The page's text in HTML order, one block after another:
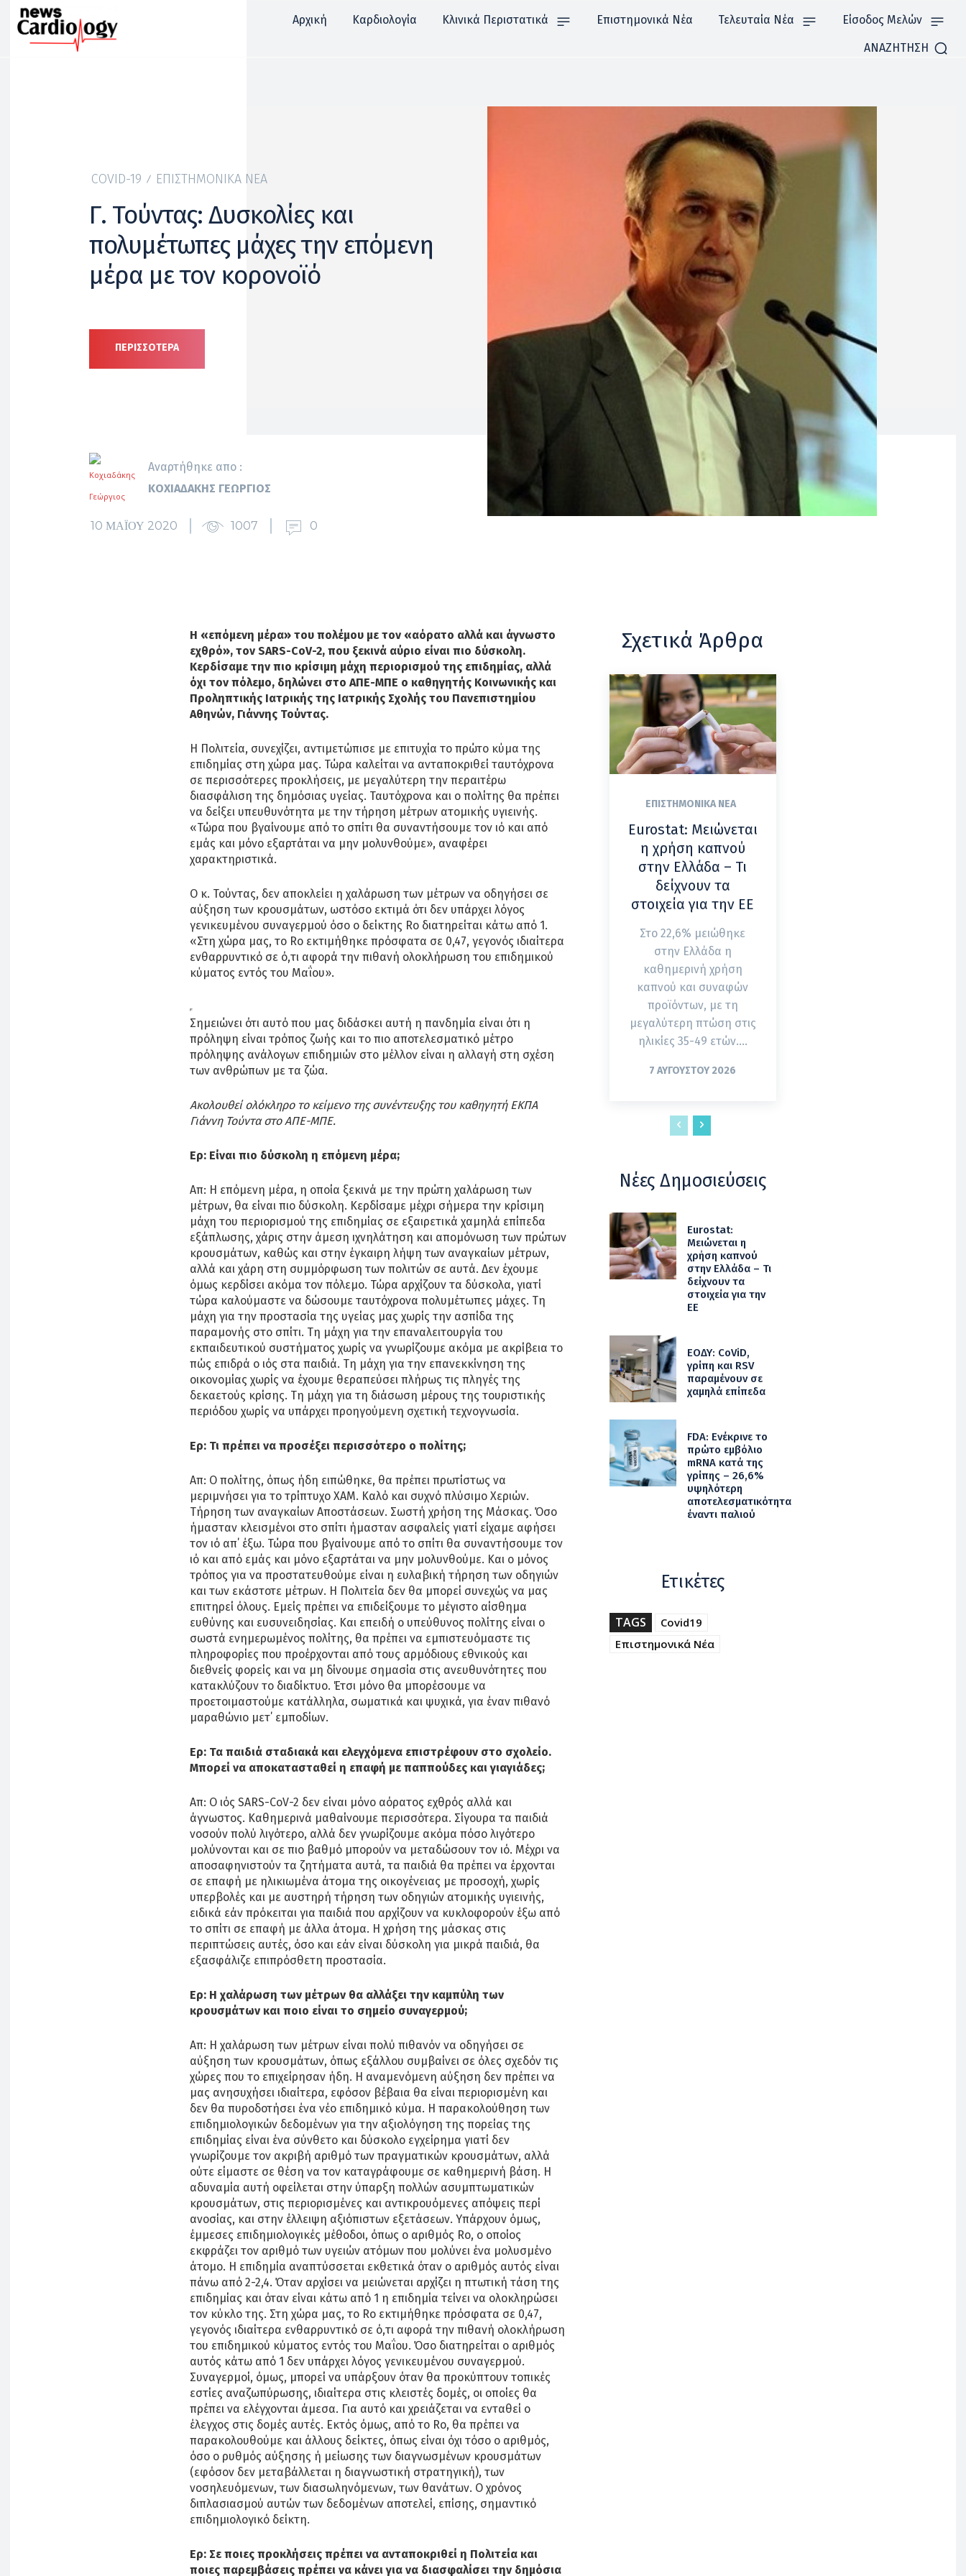
Αρχική Καρδιολογία Κλινικά Περιστατικά Επιστημονικά Νέα Τελευταία Νέα Είσοδος Μελών
ΑΝΑΖΗΤΗΣΗ
COVID-19 ΕΠΙΣΤΗΜΟΝΙΚΆ ΝΈΑ
Γ. Τούντας: Δυσκολίες και
πολυμέτωπες μάχες την επόμενη
μέρα με τον κορονοϊό
ΠΕΡΙΣΣΟΤΕΡΑ
Αναρτήθηκε απο :
ΚΟΧΙΑΔΆΚΗΣ ΓΕΏΡΓΙΟΣ
10 ΜΑΪ́ΟΥ 2020 1007 0
Η «επόμενη μέρα» του πολέμου με τον «αόρατο αλλά και άγνωστο
εχθρό», τον SARS-CoV-2, που ξεκινά αύριο είναι πιο δύσκολη.
Κερδίσαμε την πιο κρίσιμη μάχη περιορισμού της επιδημίας, αλλά
όχι τον πόλεμο, δηλώνει στο ΑΠΕ-ΜΠΕ ο καθηγητής Κοινωνικής και
Προληπτικής Ιατρικής της Ιατρικής Σχολής του Πανεπιστημίου
Αθηνών, Γιάννης Τούντας.
Η Πολιτεία, συνεχίζει, αντιμετώπισε με επιτυχία το πρώτο κύμα της
επιδημίας στη χώρα μας. Τώρα καλείται να ανταποκριθεί ταυτόχρονα
σε περισσότερες προκλήσεις, με μεγαλύτερη την περαιτέρω
διασφάλιση της δημόσιας υγείας. Ταυτόχρονα και ο πολίτης θα πρέπει
να δείξει υπευθυνότητα με την τήρηση μέτρων ατομικής υγιεινής.
«Τώρα που βγαίνουμε από το σπίτι θα συναντήσουμε τον ιό και από
εμάς και μόνο εξαρτάται να μην μολυνθούμε», αναφέρει
χαρακτηριστικά.
Ο κ. Τούντας, δεν αποκλείει η χαλάρωση των μέτρων να οδηγήσει σε
αύξηση των κρουσμάτων, ωστόσο εκτιμά ότι δεν υπάρχει λόγος
γενικευμένου συναγερμού όσο ο δείκτης Ro διατηρείται κάτω από 1.
«Στη χώρα μας, το Rο εκτιμήθηκε πρόσφατα σε 0,47, γεγονός ιδιαίτερα
ενθαρρυντικό σε ό,τι αφορά την πιθανή ολοκλήρωση του επιδημικού
κύματος εντός του Μαΐου».
Σημειώνει ότι αυτό που μας διδάσκει αυτή η πανδημία είναι ότι η
πρόληψη είναι τρόπος ζωής και το πιο αποτελεσματικό μέτρο
πρόληψης ανάλογων επιδημιών στο μέλλον είναι η αλλαγή στη σχέση
των ανθρώπων με τα ζώα.
Ακολουθεί ολόκληρο το κείμενο της συνέντευξης του καθηγητή ΕΚΠΑ
Γιάννη Τούντα στο ΑΠΕ-ΜΠΕ.
Ερ: Είναι πιο δύσκολη η επόμενη μέρα;
Απ: Η επόμενη μέρα, η οποία ξεκινά με την πρώτη χαλάρωση των
μέτρων, θα είναι πιο δύσκολη. Κερδίσαμε μέχρι σήμερα την κρίσιμη
μάχη του περιορισμού της επιδημίας σε εξαιρετικά χαμηλά επίπεδα
εξάπλωσης, χάρις στην άμεση ιχνηλάτηση και απομόνωση των πρώτων
κρουσμάτων, καθώς και στην έγκαιρη λήψη των αναγκαίων μέτρων,
αλλά και χάρη στη συμμόρφωση των πολιτών σε αυτά. Δεν έχουμε
όμως κερδίσει ακόμα τον πόλεμο. Τώρα αρχίζουν τα δύσκολα, γιατί
τώρα καλούμαστε να δώσουμε ταυτόχρονα πολυμέτωπες μάχες. Τη
μάχη για την προστασία της υγείας μας χωρίς την ασπίδα της
παραμονής στο σπίτι. Τη μάχη για την επαναλειτουργία του
εκπαιδευτικού συστήματος χωρίς να γνωρίζουμε ακόμα με ακρίβεια το
πώς επιδρά ο ιός στα παιδιά. Τη μάχη για την επανεκκίνηση της
οικονομίας χωρίς να έχουμε θεραπεύσει πλήρως τις πληγές της
δεκαετούς κρίσης. Τη μάχη για τη διάσωση μέρους της τουριστικής
περιόδου χωρίς να υπάρχει προηγούμενη σχετική τεχνογνωσία.
Ερ: Τι πρέπει να προσέξει περισσότερο ο πολίτης;
Απ: Ο πολίτης, όπως ήδη ειπώθηκε, θα πρέπει πρωτίστως να
μεριμνήσει για το τρίπτυχο ΧΑΜ. Καλό και συχνό πλύσιμο Χεριών.
Τήρηση των αναγκαίων Αποστάσεων. Σωστή χρήση της Μάσκας. Όσο
ήμασταν κλεισμένοι στο σπίτι ήμασταν ασφαλείς γιατί είχαμε αφήσει
τον ιό απ΄ έξω. Τώρα που βγαίνουμε από το σπίτι θα συναντήσουμε τον
ιό και από εμάς και μόνο εξαρτάται να μην μολυνθούμε. Και ο μόνος
τρόπος για να προστατευθούμε είναι η ευλαβική τήρηση των οδηγιών
και των εκάστοτε μέτρων. Η Πολιτεία δεν θα μπορεί συνεχώς να μας
επιτηρεί όλους. Εμείς πρέπει να επιδείξουμε το μέγιστο αίσθημα
ευθύνης και ευσυνειδησίας. Και επειδή ο υπεύθυνος πολίτης είναι ο
σωστά ενημερωμένος πολίτης, θα πρέπει να εμπιστευόμαστε τις
πληροφορίες που προέρχονται από τους αρμόδιους εθνικούς και
διεθνείς φορείς και να μη δίνουμε σημασία στις ανευθυνότητες που
κατακλύζουν το διαδίκτυο. Έτσι μόνο θα μπορέσουμε να
προετοιμαστούμε κατάλληλα, σωματικά και ψυχικά, για έναν πιθανό
μαραθώνιο μετ΄ εμποδίων.
Ερ: Τα παιδιά σταδιακά και ελεγχόμενα επιστρέφουν στο σχολείο.
Μπορεί να αποκατασταθεί η επαφή με παππούδες και γιαγιάδες;
Απ: Ο ιός SARS-CoV-2 δεν είναι μόνο αόρατος εχθρός αλλά και
άγνωστος. Καθημερινά μαθαίνουμε περισσότερα. Σίγουρα τα παιδιά
νοσούν πολύ λιγότερο, αλλά δεν γνωρίζουμε ακόμα πόσο λιγότερο
μολύνονται και σε πιο βαθμό μπορούν να μεταδώσουν τον ιό. Μέχρι να
αποσαφηνιστούν τα ζητήματα αυτά, τα παιδιά θα πρέπει να έρχονται
σε επαφή με ηλικιωμένα άτομα της οικογένειας με προσοχή, χωρίς
υπερβολές και με αυστηρή τήρηση των οδηγιών ατομικής υγιεινής,
ειδικά εάν πρόκειται για παιδιά που αρχίζουν να κυκλοφορούν έξω από
το σπίτι σε επαφή με άλλα άτομα. Η χρήση της μάσκας στις
περιπτώσεις αυτές, όσο και εάν είναι δύσκολη για μικρά παιδιά, θα
εξασφάλιζε επιπρόσθετη προστασία.
Ερ: Η χαλάρωση των μέτρων θα αλλάξει την καμπύλη των
κρουσμάτων και ποιο είναι το σημείο συναγερμού;
Απ: Η χαλάρωση των μέτρων είναι πολύ πιθανόν να οδηγήσει σε
αύξηση των κρουσμάτων, όπως εξάλλου συμβαίνει σε όλες σχεδόν τις
χώρες που το επιχείρησαν ήδη. Η αναμενόμενη αύξηση δεν πρέπει να
μας ανησυχήσει ιδιαίτερα, εφόσον βέβαια θα είναι περιορισμένη και
δεν θα πυροδοτήσει ένα νέο επιδημικό κύμα. Η παρακολούθηση των
επιδημιολογικών δεδομένων για την αξιολόγηση της πορείας της
επιδημίας είναι ένα σύνθετο και δύσκολο εγχείρημα γιατί δεν
γνωρίζουμε τον ακριβή αριθμό των πραγματικών κρουσμάτων, αλλά
ούτε είμαστε σε θέση να τον καταγράφουμε σε καθημερινή βάση. Η
αδυναμία αυτή οφείλεται στην ύπαρξη πολλών ασυμπτωματικών
κρουσμάτων, στις περιορισμένες και αντικρουόμενες απόψεις περί
ανοσίας, και στην έλλειψη αξιόπιστων εξετάσεων. Υπάρχουν όμως,
έμμεσες επιδημιολογικές μέθοδοι, όπως ο αριθμός Rο, ο οποίος
εκφράζει τον αριθμό των υγειών ατόμων που μολύνει ένα μολυσμένο
άτομο. Η επιδημία αναπτύσσεται εκθετικά όταν ο αριθμός αυτός είναι
πάνω από 2-2,4. Όταν αρχίσει να μειώνεται αρχίζει η πτωτική τάση της
επιδημίας και όταν είναι κάτω από 1 η επιδημία τείνει να ολοκληρώσει
τον κύκλο της. Στη χώρα μας, το Rο εκτιμήθηκε πρόσφατα σε 0,47,
γεγονός ιδιαίτερα ενθαρρυντικό σε ό,τι αφορά την πιθανή ολοκλήρωση
του επιδημικού κύματος εντός του Μαΐου. Όσο διατηρείται ο αριθμός
αυτός κάτω από 1 δεν υπάρχει λόγος γενικευμένου συναγερμού.
Συναγερμοί, όμως, μπορεί να υπάρξουν όταν θα προκύπτουν τοπικές
εστίες αναζωπύρωσης, ιδιαίτερα στις κλειστές δομές, οι οποίες θα
πρέπει να ελέγχονται άμεσα. Για αυτό και χρειάζεται να ενταθεί ο
έλεγχος στις δομές αυτές. Εκτός όμως, από το Rο, θα πρέπει να
παρακολουθούμε και άλλους δείκτες, όπως είναι όχι τόσο ο αριθμός,
όσο ο ρυθμός αύξησης ή μείωσης των διαγνωσμένων κρουσμάτων
(εφόσον δεν μεταβάλλεται η διαγνωστική στρατηγική), των
νοσηλευόμενων, των διασωληνόμενων, των θανάτων. Ο χρόνος
διπλασιασμού αυτών των δεδομένων αποτελεί, επίσης, σημαντικό
επιδημιολογικό δείκτη.
Ερ: Σε ποιες προκλήσεις πρέπει να ανταποκριθεί η Πολιτεία και
ποιες παρεμβάσεις πρέπει να κάνει για να διασφαλίσει την δημόσια
Σχετικά Άρθρα
ΕΠΙΣΤΗΜΟΝΙΚΆ ΝΈΑ
Eurostat: Μειώνεται
η χρήση καπνού
στην Ελλάδα – Τι
δείχνουν τα
στοιχεία για την ΕΕ
Στο 22,6% μειώθηκε
στην Ελλάδα η
καθημερινή χρήση
καπνού και συναφών
προϊόντων, με τη
μεγαλύτερη πτώση στις
ηλικίες 35-49 ετών....
7 ΑΥΓΟΎΣΤΟΥ 2026
Νέες Δημοσιεύσεις
Eurostat:
Μειώνεται η
χρήση καπνού
στην Ελλάδα – Τι
δείχνουν τα
στοιχεία για την
ΕΕ
ΕΟΔΥ: CoViD,
γρίπη και RSV
παραμένουν σε
χαμηλά επίπεδα
FDA: Ενέκρινε το
πρώτο εμβόλιο
mRNA κατά της
γρίπης – 26,6%
υψηλότερη
αποτελεσματικότητα
έναντι παλιού
Ετικέτες
TAGS
Covid19
Επιστημονικά Νέα